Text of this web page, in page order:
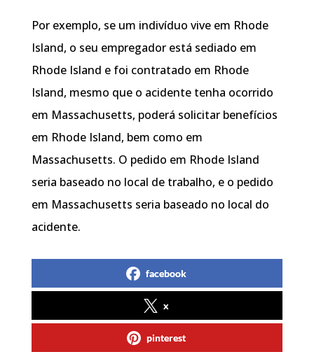
Por exemplo, se um indivíduo vive em Rhode
Island, o seu empregador está sediado em
Rhode Island e foi contratado em Rhode
Island, mesmo que o acidente tenha ocorrido
em Massachusetts, poderá solicitar benefícios
em Rhode Island, bem como em
Massachusetts. O pedido em Rhode Island
seria baseado no local de trabalho, e o pedido
em Massachusetts seria baseado no local do
acidente.
facebook
x
pinterest